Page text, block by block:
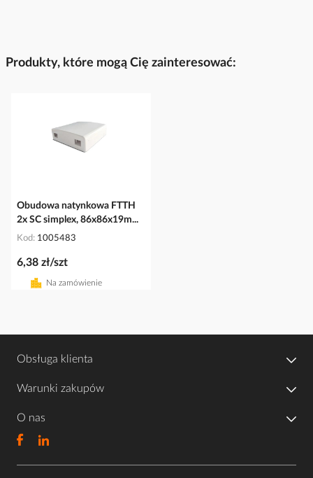
Produkty, które mogą Cię zainteresować:
Obudowa natynkowa FTTH
2x SC simplex, 86x86x19m...
Kod 1005483
6,38 zł/szt
Na zamówienie
Obsługa klienta
Warunki zakupów
O nas